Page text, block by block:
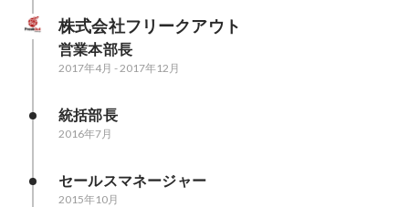
株式会社フリークアウト
営業本部長
2017年4月 -2017年12月
統括部長
2016年7月
セールスマネージャー
2015年10月